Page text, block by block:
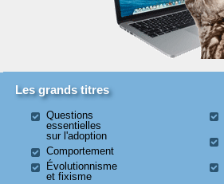
Les grands titres
Questions
essentielles
sur l'adoption
Comportement
Évolutionnisme
et fixisme